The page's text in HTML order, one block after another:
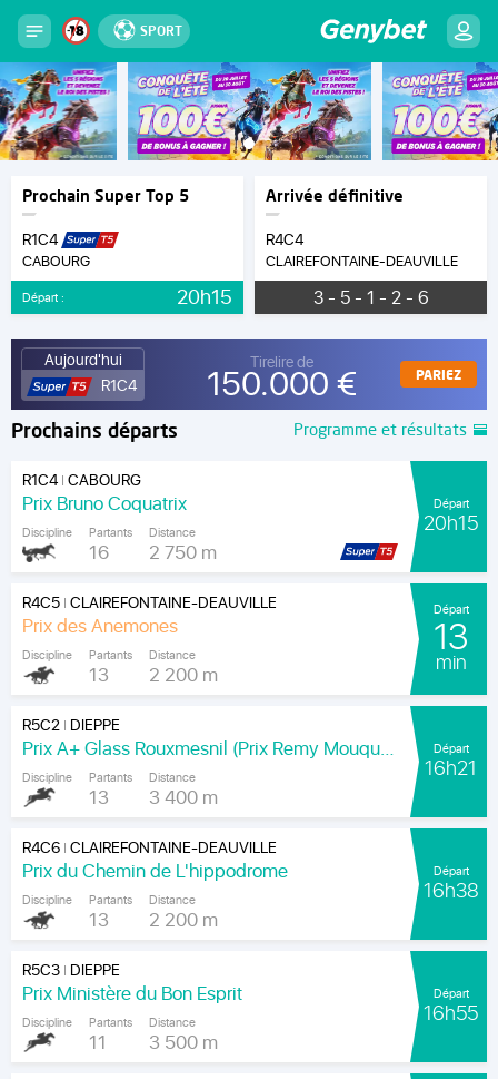
SPORT
Prochain Super Top 5
R1C4
CABOURG
Départ : 20h15
Arrivée définitive
R4C4
CLAIREFONTAINE-DEAUVILLE
3 - 5 - 1 - 2 - 6
Aujourd'hui
R1C4
Tirelire de
150.000 € PARIEZ
Prochains départs Programme et résultats
R1C4|CABOURG
Prix Bruno Coquatrix
Discipline Partants
16
Distance
2 750 m
Départ
20h15
R4C5|CLAIREFONTAINE-DEAUVILLE
Prix des Anemones
Discipline Partants
13
Distance
2 200 m
Départ
13
min
R5C2| DIEPPE
Prix A+ Glass Rouxmesnil (Prix Remy Mouquet)
Discipline Partants
13
Distance
3 400 m
Départ
16h21
R4C6|CLAIREFONTAINE-DEAUVILLE
Prix du Chemin de L'hippodrome
Discipline Partants
13
Distance
2 200 m
Départ
16h38
R5C3| DIEPPE
Prix Ministère du Bon Esprit
Discipline Partants
11
Distance
3 500 m
Départ
16h55